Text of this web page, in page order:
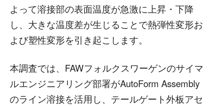
よって溶接部の表面温度が急激に上昇・下降
し、大きな温度差が生じることで熱弾性変形お
よび塑性変形を引き起こします。
本調査では、FAWフォルクスワーゲンのサイマ
ルエンジニアリング部署がAutoForm Assembly
のライン溶接を活用し、テールゲート外板アセ